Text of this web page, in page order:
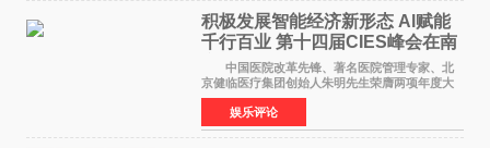
积极发展智能经济新形态 Al赋能
千行百业 第十四届CIES峰会在南
京盛大召开
中国医院改革先锋、著名医院管理专家、北
京健临医疗集团创始人朱明先生荣膺两项年度大
奖 2026年7月31日，盛夏金陵，长江之畔，
以重落地·真务实·强链接为主题的2026&lsquo;人
工智能+&rsquo
娱乐评论